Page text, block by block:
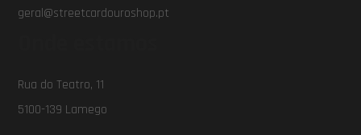
geral@streetcardouroshop.pt
Rua do Teatro, 11
5100-139 Lamego